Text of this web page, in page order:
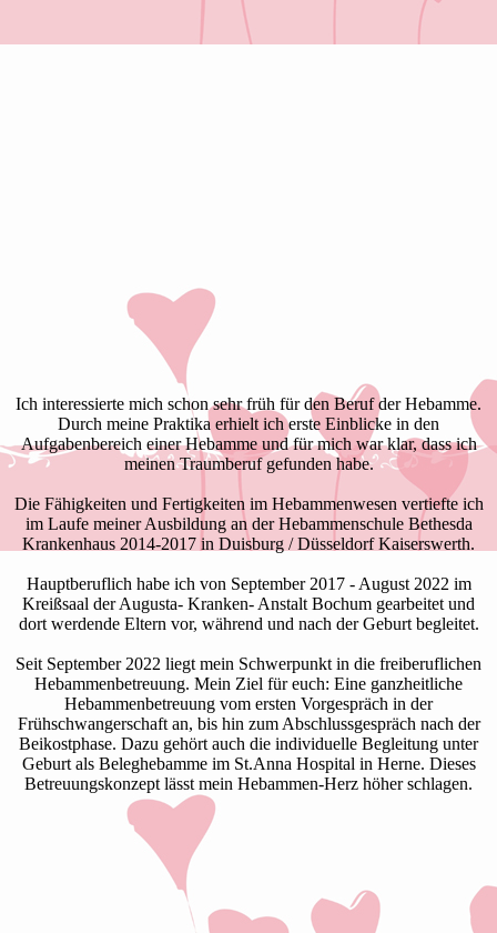
Ich interessierte mich schon sehr früh für den Beruf der Hebamme.
Durch meine Praktika erhielt ich erste Einblicke in den
Aufgabenbereich einer Hebamme und für mich war klar, dass ich
meinen Traumberuf gefunden habe.
Die Fähigkeiten und Fertigkeiten im Hebammenwesen vertiefte ich
im Laufe meiner Ausbildung an der Hebammenschule Bethesda
Krankenhaus 2014-2017 in Duisburg / Düsseldorf Kaiserswerth.
Hauptberuflich habe ich von September 2017 - August 2022 im
Kreißsaal der Augusta- Kranken- Anstalt Bochum gearbeitet und
dort werdende Eltern vor, während und nach der Geburt begleitet.
Seit September 2022 liegt mein Schwerpunkt in die freiberuflichen
Hebammenbetreuung. Mein Ziel für euch: Eine ganzheitliche
Hebammenbetreuung vom ersten Vorgespräch in der
Frühschwangerschaft an, bis hin zum Abschlussgespräch nach der
Beikostphase. Dazu gehört auch die individuelle Begleitung unter
Geburt als Beleghebamme im St.Anna Hospital in Herne. Dieses
Betreuungskonzept lässt mein Hebammen-Herz höher schlagen.